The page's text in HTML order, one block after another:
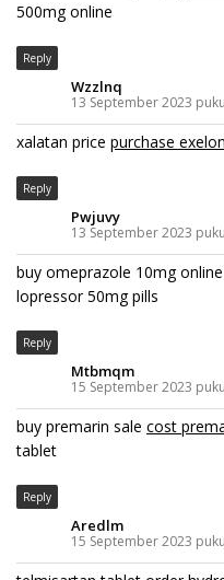
500mg online
Reply
Wzzlnq
13 September 2023
xalatan price purchase
Reply
Pwjuvy
13 September 2023
buy omeprazole 10mg online
lopressor 50mg pills
Reply
Mtbmqm
15 September 2023
buy premarin sale cost
tablet
Reply
Aredlm
15 September 2023